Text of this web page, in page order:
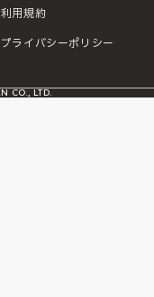
利用規約
プライバシーポリシー
CO., LTD.